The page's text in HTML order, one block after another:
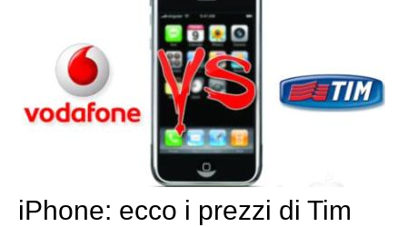
iPhone: ecco i prezzi di Tim